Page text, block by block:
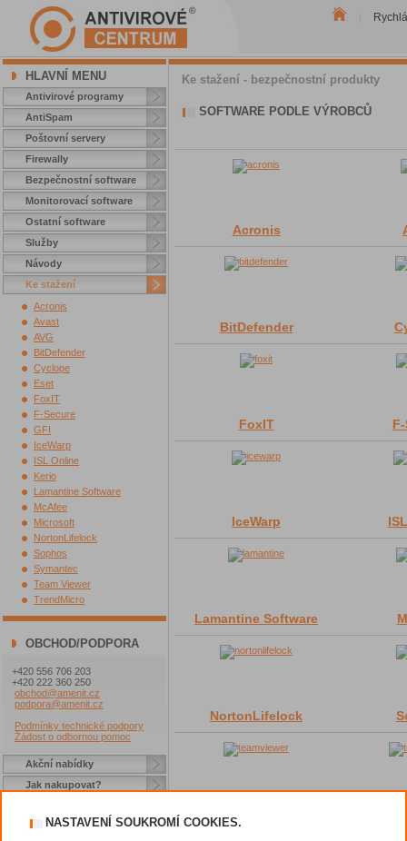
HLAVNÍ MENU
Antivirové programy
AntiSpam
Poštovní servery
Firewally
Bezpečnostní software
Monitorovací software
Ostatní software
Služby
Návody
Ke stažení
Acronis
Avast
AVG
BitDefender
Cyclope
Eset
FoxIT
F-Secure
GFI
IceWarp
ISL Online
Kerio
Lamantine Software
McAfee
Microsoft
NortonLifelock
Sophos
Symantec
Team Viewer
TrendMicro
OBCHOD/PODPORA
+420 556 706 203
+420 222 360 250
obchod@amenit.cz
podpora@amenit.cz
Podmínky technické podpory
Žádost o odbornou pomoc
Akční nabídky
Jak nakupovat?
Způsoby platby
Ke stažení - bezpečnostní produkty
SOFTWARE PODLE VÝROBCŮ
Acronis
BitDefender
FoxIT
IceWarp
Lamantine Software
NortonLifelock
NASTAVENÍ SOUKROMÍ COOKIES.